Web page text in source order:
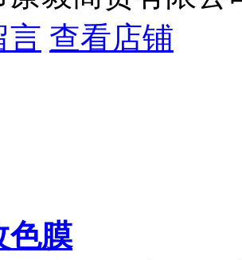
言 查看店铺
色膜